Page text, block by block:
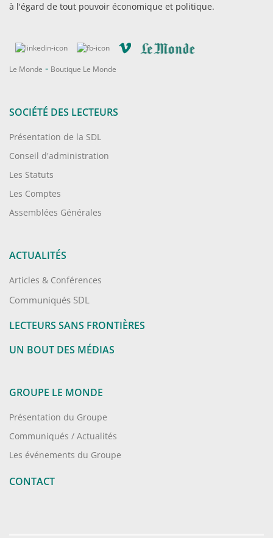
à l'égard de tout pouvoir économique et politique.
Le Monde - Boutique Le Monde
SOCIÉTÉ DES LECTEURS
Présentation de la SDL
Conseil d'administration
Les Statuts
Les Comptes
Assemblées Générales
ACTUALITÉS
Articles & Conférences
Communiqués SDL
LECTEURS SANS FRONTIÈRES
UN BOUT DES MÉDIAS
GROUPE LE MONDE
Présentation du Groupe
Communiqués / Actualités
Les événements du Groupe
CONTACT